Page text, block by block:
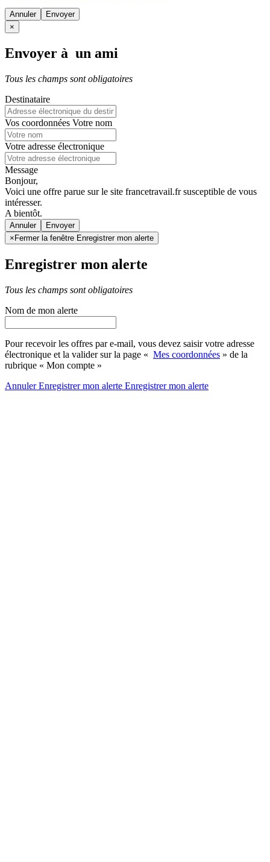
Annuler
×
Envoyer à un ami
Tous les champs sont obligatoires
Destinataire
Vos coordonnées Votre nom
Votre adresse électronique
Message
Bonjour,
Voici une offre parue sur le site francetravail.fr susceptible de vous
intéresser.
A bientôt.
Annuler
× Fermer la fenêtre Enregistrer mon alerte
Enregistrer mon alerte
Tous les champs sont obligatoires
Nom de mon alerte
Pour recevoir les offres par e-mail, vous devez saisir votre adresse
électronique et la valider sur la page « Mes coordonnées » de la
rubrique « Mon compte »
AnnulerEnregistrer mon alerte Enregistrermon alerte